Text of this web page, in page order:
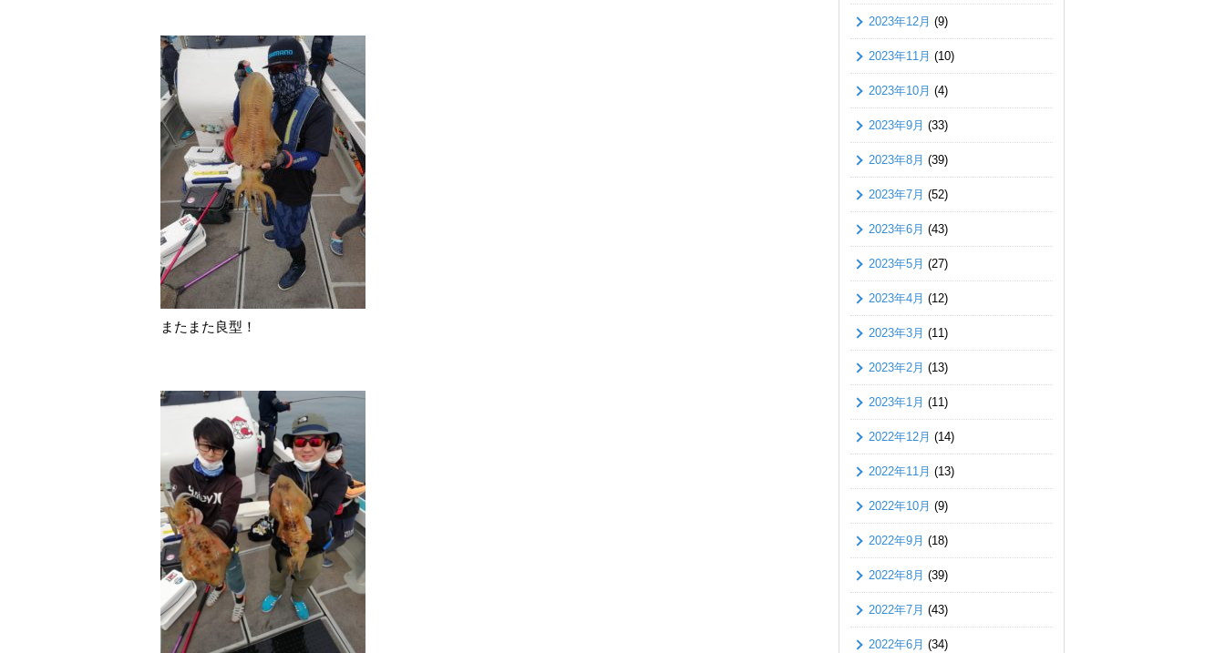
またまた良型！
2023年12月 (9)
2023年11月 (10)
2023年10月 (4)
2023年9月 (33)
2023年8月 (39)
2023年7月 (52)
2023年6月 (43)
2023年5月 (27)
2023年4月 (12)
2023年3月 (11)
2023年2月 (13)
2023年1月 (11)
2022年12月 (14)
2022年11月 (13)
2022年10月 (9)
2022年9月 (18)
2022年8月 (39)
2022年7月 (43)
2022年6月 (34)